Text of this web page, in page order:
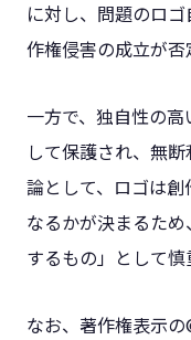
に対し、問題のロ
作権侵害の成立が否
一方で、独自性の
して保護され、無
論として、ロゴは
なるかが決まるた
するもの」として慎
なお、著作権表示